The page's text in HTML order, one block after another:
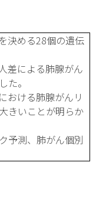
決める28個の遺伝
差による肺腺がん
た。
ける肺腺がんリ
きいことが明らか
予測、肺がん個別